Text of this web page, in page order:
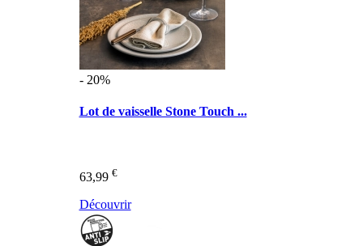
- 20%
Lot de vaisselle Stone Touch ...
63,99 €
Découvrir